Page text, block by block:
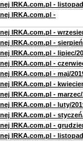
IRKA.com.pl -
IRKA.com.pl -
IRKA.com.pl -
IRKA.com.pl -
IRKA.com.pl - lipiec/
IRKA.com.pl -
IRKA.com.pl - maj/
IRKA.com.pl -
IRKA.com.pl - marzec/
IRKA.com.pl - luty/
IRKA.com.pl -
IRKA.com.pl -
IRKA.com.pl -